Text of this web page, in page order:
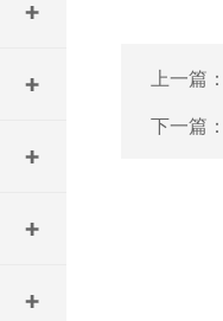
上一篇
下一篇